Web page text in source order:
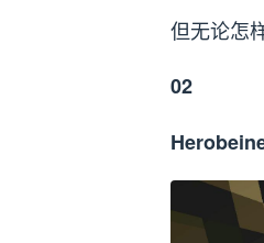
但无论怎
02